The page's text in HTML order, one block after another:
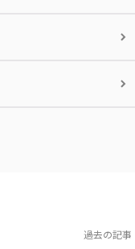
過去の記事